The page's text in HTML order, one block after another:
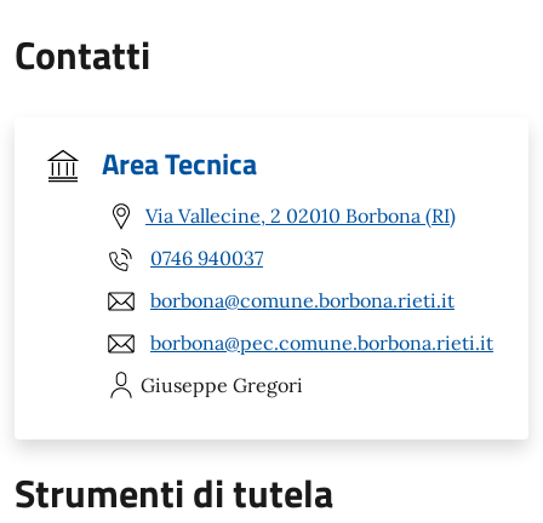
Contatti
Area Tecnica
Via Vallecine, 2 02010 Borbona (RI)
0746 940037
borbona@comune.borbona.rieti.it
borbona@pec.comune.borbona.rieti.it
Giuseppe Gregori
Strumenti di tutela